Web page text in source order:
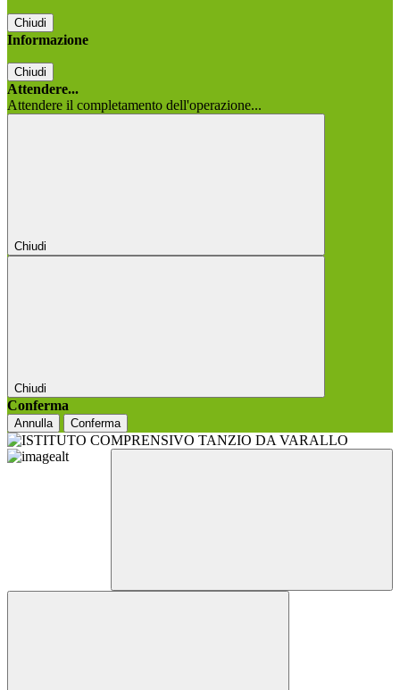
Chiudi
Informazione
Chiudi
Attendere...
Attendere il completamento dell'operazione...
Chiudi
Chiudi
Conferma
Annulla Conferma